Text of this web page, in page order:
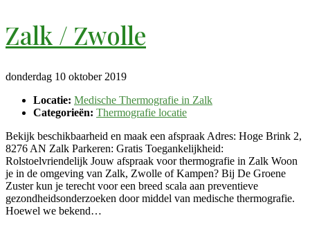
Zalk / Zwolle
donderdag 10 oktober 2019
Locatie: Medische Thermografie in Zalk
Categorieën: Thermografie locatie
Bekijk beschikbaarheid en maak een afspraak Adres: Hoge Brink 2,
8276 AN Zalk Parkeren: Gratis Toegankelijkheid:
Rolstoelvriendelijk Jouw afspraak voor thermografie in Zalk Woon
je in de omgeving van Zalk, Zwolle of Kampen? Bij De Groene
Zuster kun je terecht voor een breed scala aan preventieve
gezondheidsonderzoeken door middel van medische thermografie.
Hoewel we bekend…